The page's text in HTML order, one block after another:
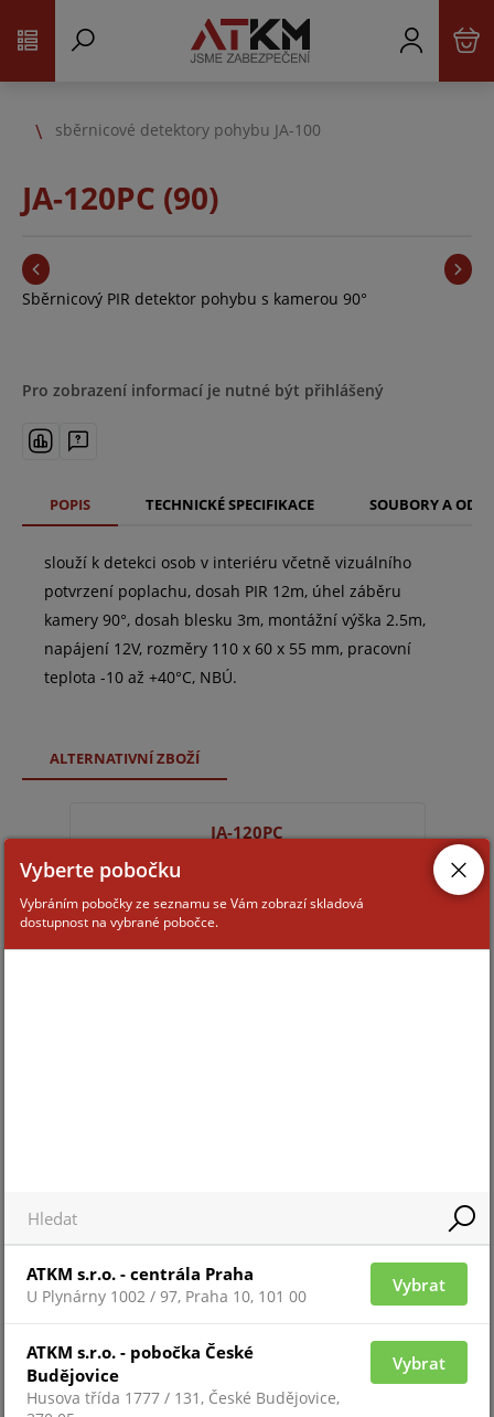
sběrnicové detektory pohybu JA-100
JA-120PC (90)
Sběrnicový PIR detektor pohybu s kamerou 90°
Pro zobrazení informací je nutné být přihlášený
POPIS TECHNICKÉ SPECIFIKACE SOUBORY A
slouží k detekci osob v interiéru včetně vizuálního
potvrzení poplachu, dosah PIR 12m, úhel záběru
kamery 90°, dosah blesku 3m, montážní výška 2.5m,
napájení 12V, rozměry 110 x 60 x 55 mm, pracovní
teplota -10 až +40°C, NBÚ.
ALTERNATIVNÍ ZBOŽÍ
JA-120PC
Vyberte pobočku
Vybráním pobočky ze seznamu se Vám zobrazí skladová
dostupnost na vybrané pobočce.
ATKM s.r.o. - centrála Praha
U Plynárny 1002 / 97, Praha 10, 101 00
Vybrat
ATKM s.r.o. - pobočka České
Budějovice
Husova třída 1777 / 131, České Budějovice,
Vybrat